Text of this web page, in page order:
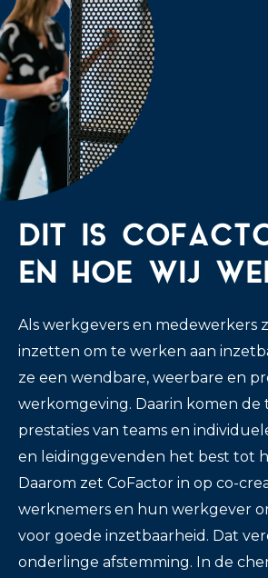
DIT IS
EN HOE WIJ
Als werkgevers en medewerkers
inzetten om te werken aan
ze een wendbare, weerbare en
werkomgeving. Daarin komen de
prestaties van teams en
en leidinggevenden het best tot
Daarom zet CoFactor in op co-
werknemers en hun werkgever
voor goede inzetbaarheid. Dat
onderlinge afstemming. In de